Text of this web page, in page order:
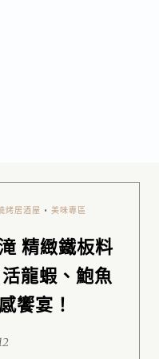
烤居酒屋 • 美味專區
精緻鐵板料
龍蝦、鮑魚
饗宴！